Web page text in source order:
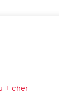
+ cher